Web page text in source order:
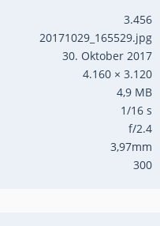
3.456
20171029_165529.jpg
30. Oktober 2017
4.160 × 3.120
4,9 MB
1/16 s
f/2.4
3,97mm
300